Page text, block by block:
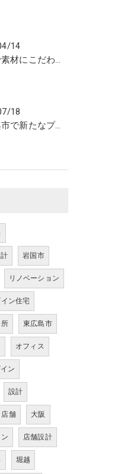
14
広島市で素材にこだわった魅力的なおにぎり屋さんの設計。店舗設計、店舗デザインはasazu design office
18
広島の呉市で新たなプロジェクトの現調
岩国市
リノベーション
ン住宅
東広島市
オフィス
ン
設計
店舗 大阪
店舗設計
堀越